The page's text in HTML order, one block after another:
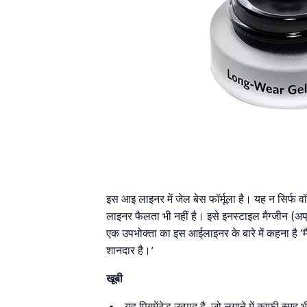
इस आइ लाइनर में जेल बेस फॉर्मूला है। यह न सिर्फ
लाइनर फैलता भी नहीं है। इसे इनस्टाइल मैग्जीन
एक उपभोक्ता का इस आईलाइनर के बारे में कहना है
शानदार है।’
खूबी